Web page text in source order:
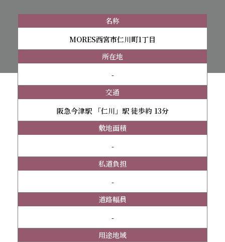
名称
MORES西宮市仁川町1丁目
所在地
-
交通
阪急今津駅 「仁川」駅 徒歩約 13分
敷地面積
-
私道負担
-
道路幅員
-
用途地域